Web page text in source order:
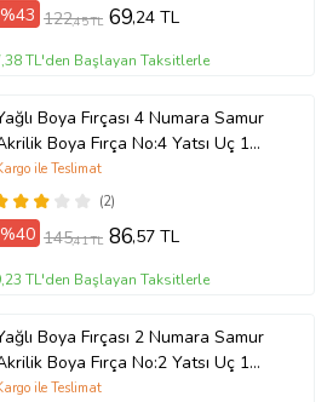
%43 122,45 TL 69,24 TL
TL'den Başlayan Taksitlerle
Boya Fırçası 4 Numara Samur
Boya Fırça No:4 Yatsı Uç 1
Yağlıboya Fırça (Bordo)
(2)
ile Teslimat
%40 145,41 TL 86,57 TL
TL'den Başlayan Taksitlerle
Boya Fırçası 2 Numara Samur
Boya Fırça No:2 Yatsı Uç 1
Yağlıboya Fırça (Bordo)
ile Teslimat